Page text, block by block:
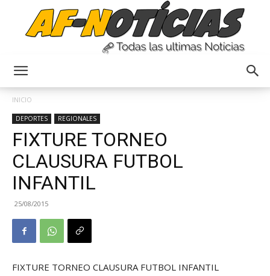
INICIO
DEPORTES REGIONALES
FIXTURE TORNEO
CLAUSURA FUTBOL
INFANTIL
25/08/2015
FIXTURE TORNEO CLAUSURA FUTBOL INFANTIL